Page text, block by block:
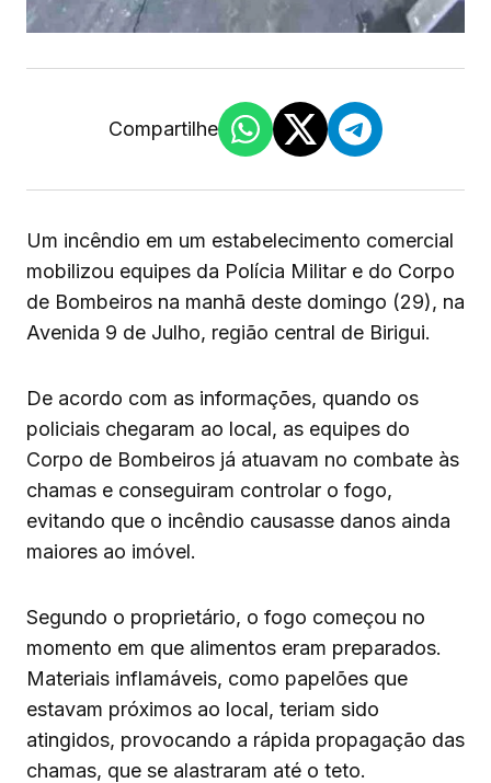
Compartilhe
Um incêndio em um estabelecimento comercial
mobilizou equipes da Polícia Militar e do Corpo
de Bombeiros na manhã deste domingo (29), na
Avenida 9 de Julho, região central de Birigui.
De acordo com as informações, quando os
policiais chegaram ao local, as equipes do
Corpo de Bombeiros já atuavam no combate às
chamas e conseguiram controlar o fogo,
evitando que o incêndio causasse danos ainda
maiores ao imóvel.
Segundo o proprietário, o fogo começou no
momento em que alimentos eram preparados.
Materiais inflamáveis, como papelões que
estavam próximos ao local, teriam sido
atingidos, provocando a rápida propagação das
chamas, que se alastraram até o teto.